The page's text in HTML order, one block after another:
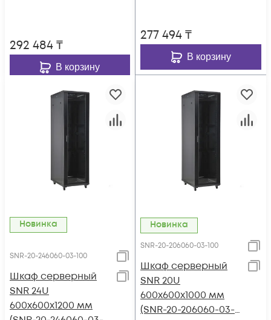
292 484₸
В корзину
277 494₸
В корзину
Новинка
SNR-20-246060-03-100
Шкаф серверный
SNR 24U
600x600x1200 мм
Новинка
SNR-20-206060-03-100
Шкаф серверный
SNR 20U
600x600x1000 мм
(SNR-20-206060-03-